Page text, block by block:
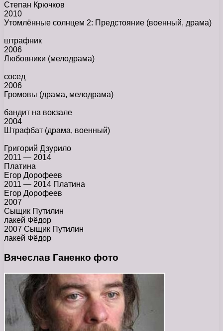
Степан Крючков
2010
Утомлённые солнцем 2: Предстояние (военный, драма)
штрафник
2006
Любовники (мелодрама)
сосед
2006
Громовы (драма, мелодрама)
бандит на вокзале
2004
Штрафбат (драма, военный)
Григорий Дзурило
2011 — 2014
Платина
Егор Дорофеев
2011 — 2014 Платина
Егор Дорофеев
2007
Сыщик Путилин
лакей Фёдор
2007 Сыщик Путилин
лакей Фёдор
Вячеслав Ганенко фото